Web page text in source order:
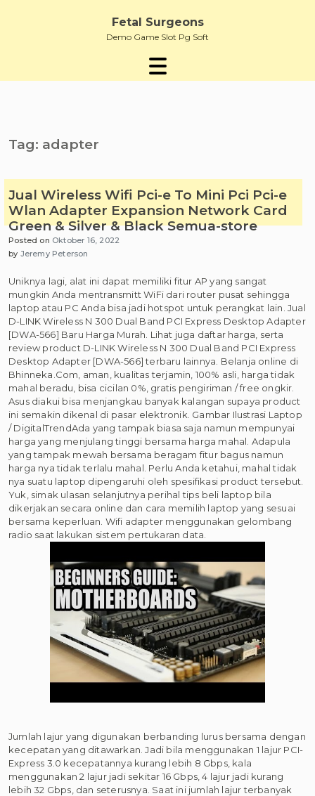
Fetal Surgeons
Demo Game Slot Pg Soft
Tag: adapter
Jual Wireless Wifi Pci-e To Mini Pci Pci-e
Wlan Adapter Expansion Network Card
Green & Silver & Black Semua-store
Posted on Oktober 16, 2022
by Jeremy Peterson
Uniknya lagi, alat ini dapat memiliki fitur AP yang sangat
mungkin Anda mentransmitt WiFi dari router pusat sehingga
laptop atau PC Anda bisa jadi hotspot untuk perangkat lain. Jual
D-LINK Wireless N 300 Dual Band PCI Express Desktop Adapter
[DWA-566] Baru Harga Murah. Lihat juga daftar harga, serta
review product D-LINK Wireless N 300 Dual Band PCI Express
Desktop Adapter [DWA-566] terbaru lainnya. Belanja online di
Bhinneka.Com, aman, kualitas terjamin, 100% asli, harga tidak
mahal beradu, bisa cicilan 0%, gratis pengiriman / free ongkir.
Asus diakui bisa menjangkau banyak kalangan supaya product
ini semakin dikenal di pasar elektronik. Gambar Ilustrasi Laptop
/ DigitalTrendAda yang tampak biasa saja namun mempunyai
harga yang menjulang tinggi bersama harga mahal. Adapula
yang tampak mewah bersama beragam fitur bagus namun
harga nya tidak terlalu mahal. Perlu Anda ketahui, mahal tidak
nya suatu laptop dipengaruhi oleh spesifikasi product tersebut.
Yuk, simak ulasan selanjutnya perihal tips beli laptop bila
dikerjakan secara online dan cara memilih laptop yang sesuai
bersama keperluan. Wifi adapter menggunakan gelombang
radio saat lakukan sistem pertukaran data.
Jumlah lajur yang digunakan berbanding lurus bersama dengan
kecepatan yang ditawarkan. Jadi bila menggunakan 1 lajur PCI-
Express 3.0 kecepatannya kurang lebih 8 Gbps, kala
menggunakan 2 lajur jadi sekitar 16 Gbps, 4 lajur jadi kurang
lebih 32 Gbps, dan seterusnya. Saat ini jumlah lajur terbanyak